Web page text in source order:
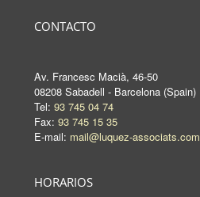
CONTACTO
Av. Francesc Macià, 46-50
08208 Sabadell - Barcelona (Spain)
Tel: 93 745 04 74
Fax: 93 745 15 35
E-mail: mail@luquez-associats.com
HORARIOS